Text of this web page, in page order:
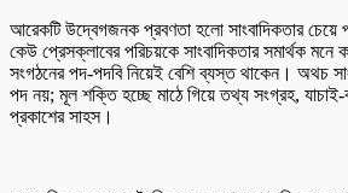
আরেকটি উদ্বেগজনক প্রবণতা হলো সাংবাদিকতার চেয়ে
কেউ প্রেসক্লাবের পরিচয়কে সাংবাদিকতার সমার্থক
সংগঠনের পদ-পদবি নিয়েই বেশি ব্যস্ত থাকেন। অথচ
পদ নয়; মূল শক্তি হচ্ছে মাঠে গিয়ে তথ্য সংগ্রহ, যাচাই-
প্রকাশের সাহস।